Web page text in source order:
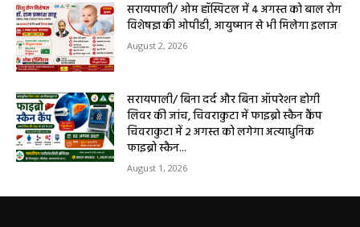
सरायपाली/ ओम हॉस्पिटल में 4 अगस्त को बाल रोग
विशेषज्ञ की ओपीडी, आयुष्मान से भी मिलेगा इलाज
August 2, 2026
सरायपाली/ बिना दर्द और बिना ऑपरेशन होगी
लिवर की जांच, चिवराकुटा में फाइब्रो स्कैन कैंप
चिवराकुटा में 2 अगस्त को लगेगा अत्याधुनिक
फाइब्रो स्कैन...
August 1, 2026